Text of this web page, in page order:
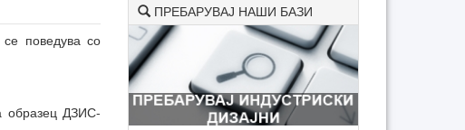
се поведува со
образец ДЗИС-
ПРЕБАРУВАЈ НАШИ БАЗИ